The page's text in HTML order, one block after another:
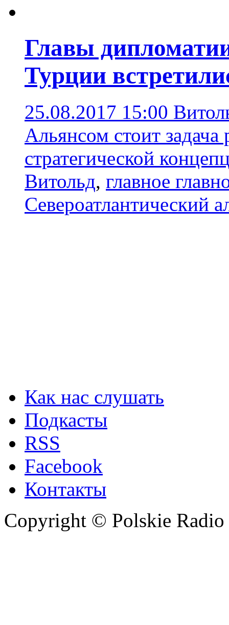
Главы
Турции
25.08.2017 15:00
Альянсом стоит задача
стратегической
Витольд, главное
Североатлантический
Как нас слушать
Подкасты
RSS
Facebook
Контакты
Copyright © Polskie